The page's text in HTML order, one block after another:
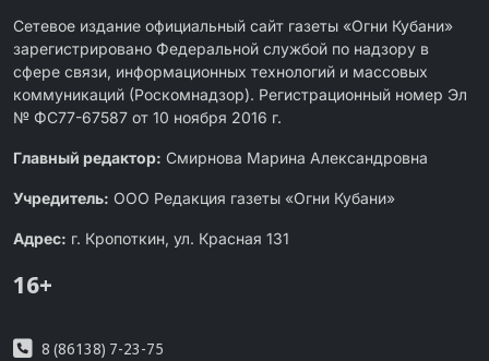
Сетевое издание официальный сайт газеты «Огни Кубани»
зарегистрировано Федеральной службой по надзору в
сфере связи, информационных технологий и массовых
коммуникаций (Роскомнадзор). Регистрационный номер Эл
№ ФС77-67587 от 10 ноября 2016 г.
Главный редактор: Смирнова Марина Александровна
Учредитель: ООО Редакция газеты «Огни Кубани»
Адрес: г. Кропоткин, ул. Красная 131
16+
8 (86138) 7-23-75